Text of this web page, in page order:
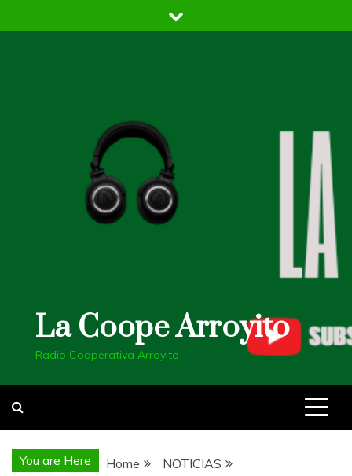
to
La Coope Arroyito
Radio Cooperativa Arroyito
You are Here Home
NOTICIAS